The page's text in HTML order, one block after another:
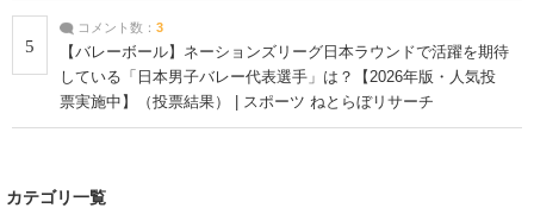
5
コメント数： 3
【バレーボール】ネーションズリーグ日本ラウンドで活躍を期待
している「日本男子バレー代表選手」は？【2026年版・人気投
票実施中】（投票結果） | スポーツ ねとらぼリサーチ
カテゴリ一覧